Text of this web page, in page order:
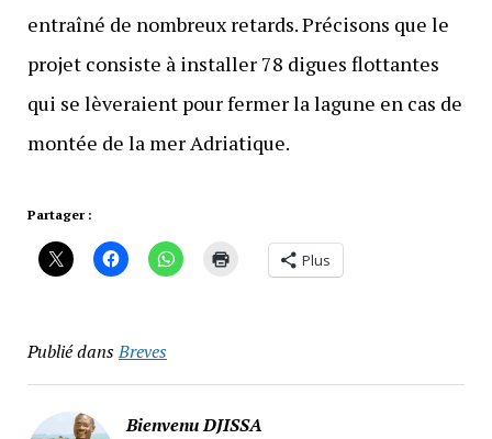
entraîné de nombreux retards. Précisons que le
projet consiste à installer 78 digues flottantes
qui se lèveraient pour fermer la lagune en cas de
montée de la mer Adriatique.
Partager :
Plus
Publié dansBreves
Bienvenu DJISSA